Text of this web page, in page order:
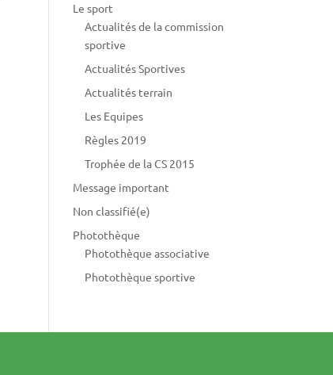
Le sport
Actualités de la commission
sportive
Actualités Sportives
Actualités terrain
Les Equipes
Règles 2019
Trophée de la CS 2015
Message important
Non classifié(e)
Photothèque
Photothèque associative
Photothèque sportive